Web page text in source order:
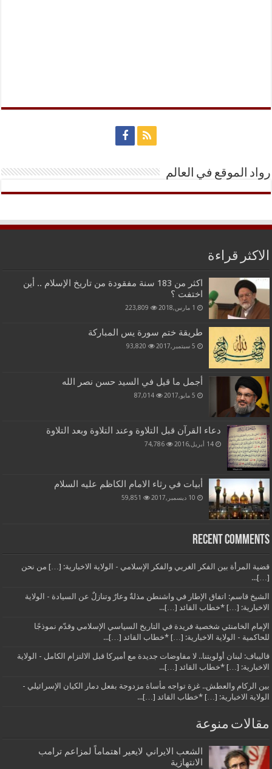
رواد الموقع في العالم
الاكثر قراءة
اكثر من 183 سنة مفقودة من تاريخ الإسلام .. أين
اختفت ؟
1 مارس,2018 223,809
طريقة ختم سورة يس المباركة
5 سبتمبر,2017 93,820
أجمل ما قيل في السيد حسن نصر الله
5 مايو,2017 87,014
دعاء القرآن قبل التلاوة وعند التلاوة وبعد التلاوة
14 أبريل,2016 74,786
أبيات في رثاء الامام الكاظم عليه السلام
10 ديسمبر,2017 59,851
Recent Comments
قضية المرأة بين الفكر الغربي والفكر الإسلامي - الولاية الاخبارية: […] من نحن
[…]...
الشيخ قاسم: اتفاق الإطار في واشنطن مذلةٌ وعارٌ وتنازلٌ عن السيادة - الولاية
الاخبارية: […] *خطاب القائد […]...
الإمام الخامنئي شخصية فريدة في التاريخ السياسي الإسلامي وقدّم نموذجًا
للحاكمية - الولاية الاخبارية: […] *خطاب القائد […]...
قاليباف: لبنان أولويتنا.. لا مفاوضات جديدة مع أميركا قبل الالتزام الكامل - الولاية
الاخبارية: […] *خطاب القائد […]...
بين الركام والعطش.. غزة تواجه مأساة مزدوجة بفعل دمار الكيان الإسرائيلي -
الولاية الاخبارية: […] *خطاب القائد […]...
مقالات منوعة
الشعب الايراني لايعير اهتماماً لمزاعم ترامب
الانتهازية